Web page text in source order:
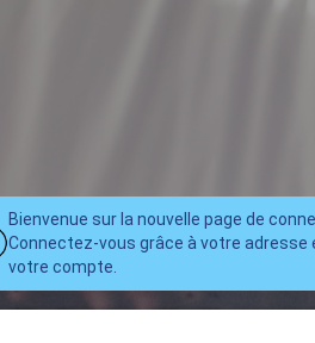
Bienvenue sur la nouvelle page de
Connectez-vous grâce à votre adresse
votre compte.